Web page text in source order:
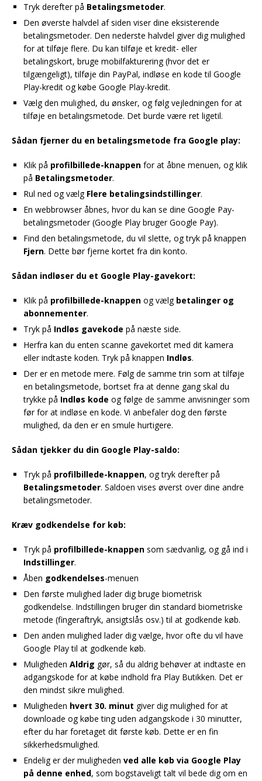
Tryk derefter på Betalingsmetoder.
Den øverste halvdel af siden viser dine eksisterende
betalingsmetoder. Den nederste halvdel giver dig mulighed
for at tilføje flere. Du kan tilføje et kredit- eller
betalingskort, bruge mobilfakturering (hvor det er
tilgængeligt), tilføje din PayPal, indløse en kode til Google
Play-kredit og købe Google Play-kredit.
Vælg den mulighed, du ønsker, og følg vejledningen for at
tilføje en betalingsmetode. Det burde være ret ligetil.
Sådan fjerner du en betalingsmetode fra Google play:
Klik på profilbillede-knappen for at åbne menuen, og klik
på Betalingsmetoder.
Rul ned og vælg Flere betalingsindstillinger.
En webbrowser åbnes, hvor du kan se dine Google Pay-
betalingsmetoder (Google Play bruger Google Pay).
Find den betalingsmetode, du vil slette, og tryk på knappen
Fjern. Dette bør fjerne kortet fra din konto.
Sådan indløser du et Google Play-gavekort:
Klik på profilbillede-knappen og vælg betalinger og
abonnementer.
Tryk på Indløs gavekode på næste side.
Herfra kan du enten scanne gavekortet med dit kamera
eller indtaste koden. Tryk på knappen Indløs.
Der er en metode mere. Følg de samme trin som at tilføje
en betalingsmetode, bortset fra at denne gang skal du
trykke på Indløs kode og følge de samme anvisninger som
før for at indløse en kode. Vi anbefaler dog den første
mulighed, da den er en smule hurtigere.
Sådan tjekker du din Google Play-saldo:
Tryk på profilbillede-knappen, og tryk derefter på
Betalingsmetoder. Saldoen vises øverst over dine andre
betalingsmetoder.
Kræv godkendelse for køb:
Tryk på profilbillede-knappen som sædvanlig, og gå ind i
Indstillinger.
Åben godkendelses-menuen
Den første mulighed lader dig bruge biometrisk
godkendelse. Indstillingen bruger din standard biometriske
metode (fingeraftryk, ansigtslås osv.) til at godkende køb.
Den anden mulighed lader dig vælge, hvor ofte du vil have
Google Play til at godkende køb.
Muligheden Aldrig gør, så du aldrig behøver at indtaste en
adgangskode for at købe indhold fra Play Butikken. Det er
den mindst sikre mulighed.
Muligheden hvert 30. minut giver dig mulighed for at
downloade og købe ting uden adgangskode i 30 minutter,
efter du har foretaget dit første køb. Dette er en fin
sikkerhedsmulighed.
Endelig er der muligheden ved alle køb via Google Play
på denne enhed, som bogstaveligt talt vil bede dig om en